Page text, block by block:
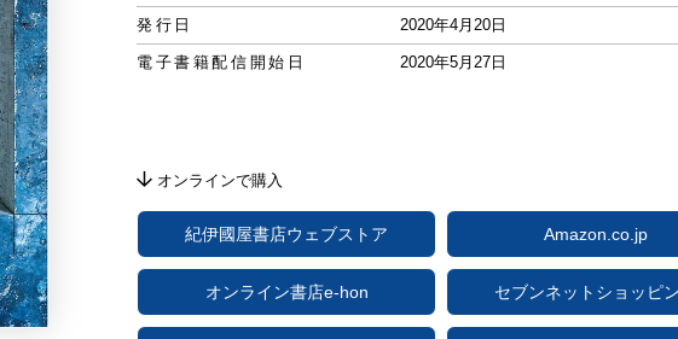
発行日 2020年4月20日
電子書籍配信開始日 2020年5月27日
オンラインで購入
紀伊國屋書店ウェブストア Amazon.co.jp
オンライン書店e-hon セブンネットショッピ